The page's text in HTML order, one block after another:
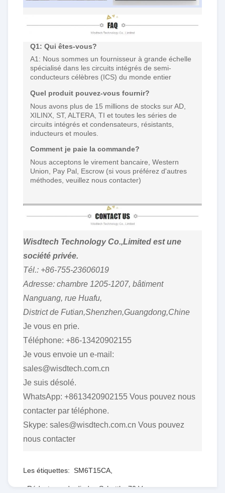
Q1: Qui êtes-vous?
A1: Nous sommes un fournisseur à grande échelle
spécialisé dans les circuits intégrés de semi-
conducteurs célèbres (ICS) du monde entier
Quel produit pouvez-vous fournir?
Nous avons plus de 15 millions de stocks sur AD,
XILINX, ST, ALTERA, TI et toutes les séries de
circuits intégrés et condensateurs, résistants,
inducteurs et moules.
Comment je paie la commande?
Nous acceptons le virement bancaire, Western
Union, Pay Pal, Escrow (si vous préférez d'autres
méthodes, veuillez nous contacter)
Wisdtech Technology Co.,Limited est une
société privée.
Tél.: +86-755-23606019
Adresse: chambre 1205-1207, bâtiment
Nanguang, rue Huafu,
District de Futian,Shenzhen,Guangdong,Chine
Je vous en prie.
Téléphone: +86-13420902155
Je vous envoie un e-mail:
sales@wisdtech.com.cn
Je suis désolé.
WhatsApp: +8613420902155 Vous pouvez nous
contacter par téléphone.
Skype: sales@wisdtech.com.cn Vous pouvez
nous contacter
Les étiquettes: SM6T15CA
Réducteurs de diodes Schottky 70 V,